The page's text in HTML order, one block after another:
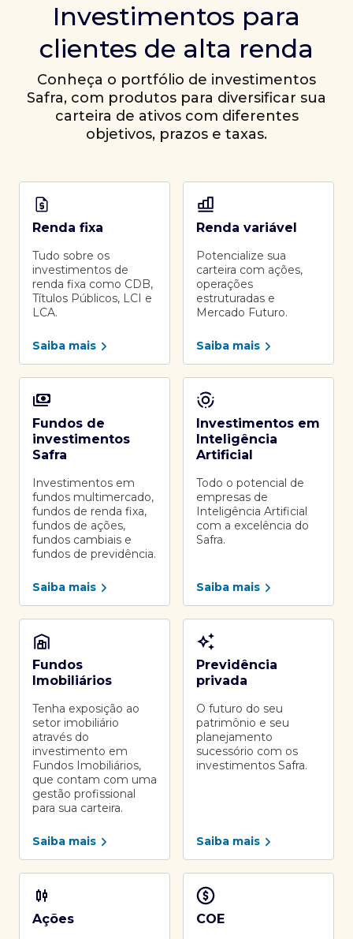
Investimentos para
clientes de alta renda
Conheça o portfólio de investimentos
Safra, com produtos para diversificar sua
carteira de ativos com diferentes
objetivos, prazos e taxas.
Renda fixa
Tudo sobre os
investimentos de
renda fixa como CDB,
Títulos Públicos, LCI e
LCA.
Saiba mais
Renda variável
Potencialize sua
carteira com ações,
operações
estruturadas e
Mercado Futuro.
Saiba mais
Fundos de
investimentos
Safra
Investimentos em
fundos multimercado,
fundos de renda fixa,
fundos de ações,
fundos cambiais e
fundos de previdência.
Saiba mais
Investimentos em
Inteligência
Artificial
Todo o potencial de
empresas de
Inteligência Artificial
com a excelência do
Safra.
Saiba mais
Fundos
Imobiliários
Tenha exposição ao
setor imobiliário
através do
investimento em
Fundos Imobiliários,
que contam com uma
gestão profissional
para sua carteira.
Saiba mais
Previdência
privada
O futuro do seu
patrimônio e seu
planejamento
sucessório com os
investimentos Safra.
Saiba mais
Ações COE